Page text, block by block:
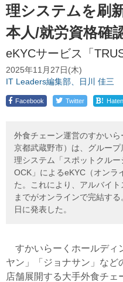
理システムを刷
本人/就労資格確
eKYCサービス「
2025年11月27日(木)
IT Leaders編集部、日川 佳三
Facebook Twitter !
外食チェーン運営のすかい
京都武蔵野市）は、グルー
理システム「スポットクル
OCK」によるeKYC（オンラ
た。これにより、アルバイ
までがオンラインで完結す
日に発表した。
すかいらーくホールディ
ヤン」「ジョナサン」など
店舗展開する大手外食チェ